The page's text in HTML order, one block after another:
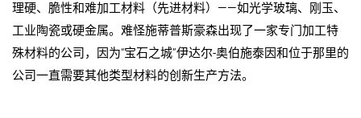
理硬、脆性和难加工材料（先进材料）——如光学玻璃、刚玉、
工业陶瓷或硬金属。难怪施蒂普斯豪森出现了一家专门加工特
殊材料的公司，因为“宝石之城”伊达尔-奥伯施泰因和位于那里的
公司一直需要其他类型材料的创新生产方法。